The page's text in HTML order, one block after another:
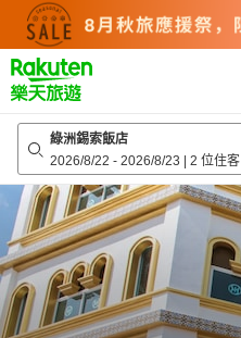
top
page
綠洲錫索飯店
2026/8/22 - 2026/8/23 | 2 位住客